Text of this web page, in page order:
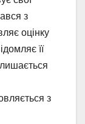
з
оцінку
її
з